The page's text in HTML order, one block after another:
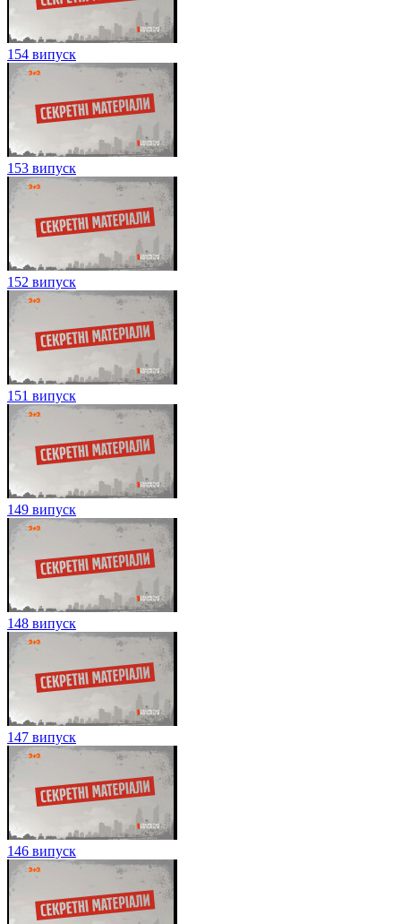
154 випуск
153 випуск
152 випуск
151 випуск
149 випуск
148 випуск
147 випуск
146 випуск